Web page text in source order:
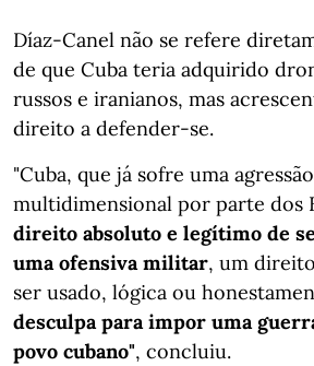
Díaz-Canel não se refere
de que Cuba teria adquirido
russos e iranianos, mas
direito a defender-se.
"Cuba, que já sofre uma agressão
multidimensional por parte dos
direito absoluto e legítimo de
uma ofensiva militar, um
ser usado, lógica ou
desculpa para impor uma
povo cubano", concluiu.